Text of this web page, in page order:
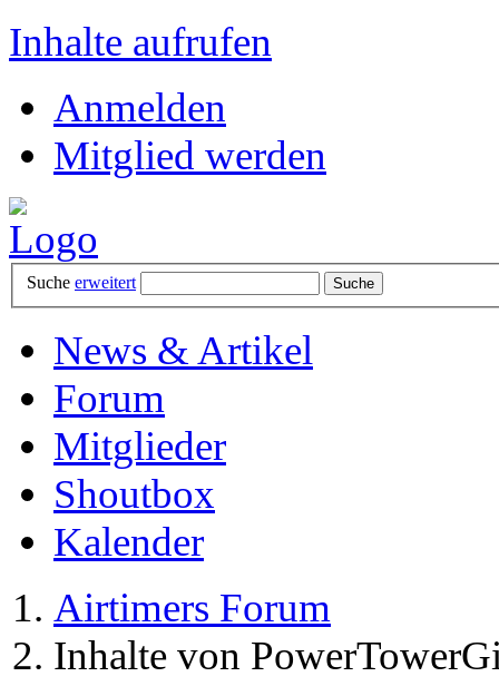
Inhalte aufrufen
Anmelden
Mitglied werden
Suche erweitert
News & Artikel
Forum
Mitglieder
Shoutbox
Kalender
Airtimers Forum
Inhalte von